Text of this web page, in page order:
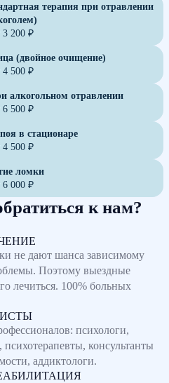
терапия при отравлении
3 200 ₽
(двойное очищение)
4 500 ₽
алкогольном отравлении
6 500 ₽
в стационаре
4 500 ₽
ломки
6 000 ₽
к нам?
не дают шанса зависимому
Поэтому выездные
лечиться. 100% больных
психологи,
консультанты
аддиктологи.